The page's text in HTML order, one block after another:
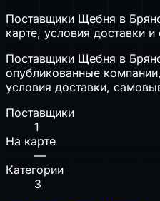
Поставщики Щебня в
карте, условия доставки
Поставщики Щебня в
опубликованные
условия доставки,
Поставщики
1
На карте
—
Категории
3